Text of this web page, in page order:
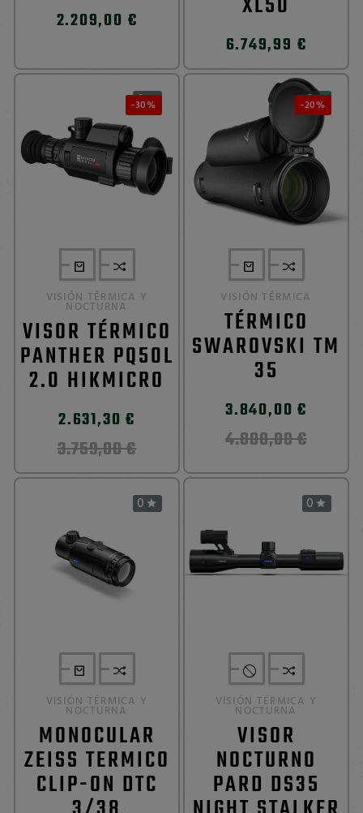
2.209,00 €
6.749,99 €
-30%
0 
VISIÓN TÉRMICA Y
NOCTURNA
VISOR TÉRMICO
PANTHER PQ50L
2.0 HIKMICRO
2.631,30 €
3.759,00 €
-20%
0 
VISIÓN TÉRMICA
TÉRMICO
SWAROVSKI TM
35
3.840,00 €
4.800,00 €
0 
VISIÓN TÉRMICA Y
NOCTURNA
MONOCULAR
ZEISS TERMICO
CLIP-ON DTC
0 
VISIÓN TÉRMICA Y
NOCTURNA
VISOR
NOCTURNO
PARD DS35